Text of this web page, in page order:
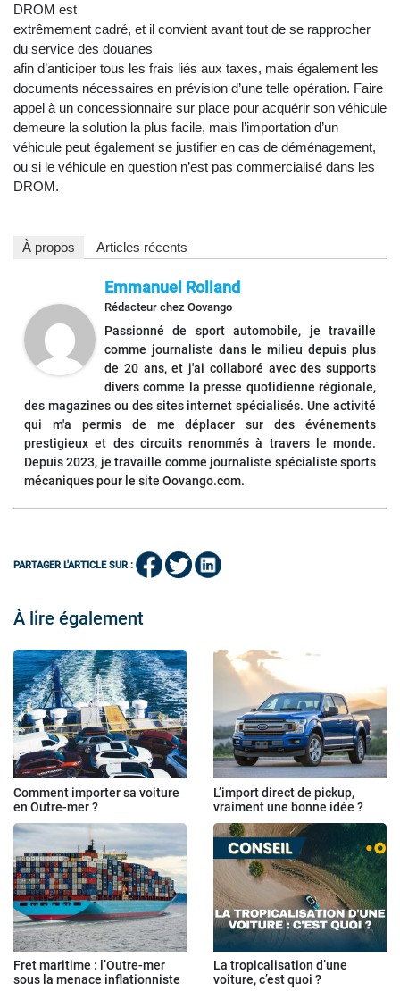
DROM est
extrêmement cadré, et il convient avant tout de se rapprocher
du service des douanes
afin d’anticiper tous les frais liés aux taxes, mais également les
documents nécessaires en prévision d’une telle opération. Faire
appel à un concessionnaire sur place pour acquérir son véhicule
demeure la solution la plus facile, mais l’importation d’un
véhicule peut également se justifier en cas de déménagement,
ou si le véhicule en question n’est pas commercialisé dans les
DROM.
À propos Articles récents
Emmanuel Rolland
Rédacteur chez Oovango
Passionné de sport automobile, je travaille
comme journaliste dans le milieu depuis plus
de 20 ans, et j'ai collaboré avec des supports
divers comme la presse quotidienne régionale,
des magazines ou des sites internet spécialisés. Une activité
qui m'a permis de me déplacer sur des événements
prestigieux et des circuits renommés à travers le monde.
Depuis 2023, je travaille comme journaliste spécialiste sports
mécaniques pour le site Oovango.com.
PARTAGER L'ARTICLE SUR :
À lire également
Comment importer sa voiture
en Outre-mer ?
L’import direct de pickup,
vraiment une bonne idée ?
Fret maritime : l’Outre-mer
sous la menace inflationniste
La tropicalisation d’une
voiture, c’est quoi ?